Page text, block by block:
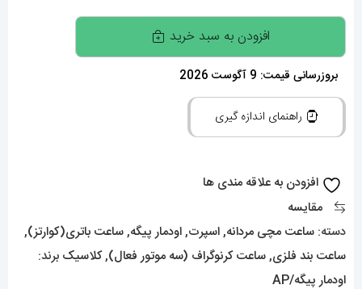
ساعت
مچی
مردانه
اودمار
AUDEMARS
PIGUET
افزودن به سبد خرید
بروزرسانی قیمت: 9 آگوست 2026
راهنمای اندازه گیری
افزودن به علاقه مندی ها
مقایسه
دسته: ساعت مچی مردانه,اسپرت,اودمار پیگه,ساعت باتری(کوارتز),
ساعت بند فلزی,ساعت کرنوگراف (سه موتور فعال),کلاسیک برند:
اودمار پیگه/AP